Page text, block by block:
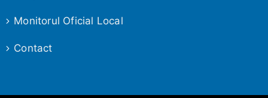
Monitorul Oficial Local
Contact